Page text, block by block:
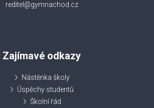
reditel@gymnachod.cz
Zajímavé odkazy
Nástěnka školy
Úspěchy studentů
Školní řád